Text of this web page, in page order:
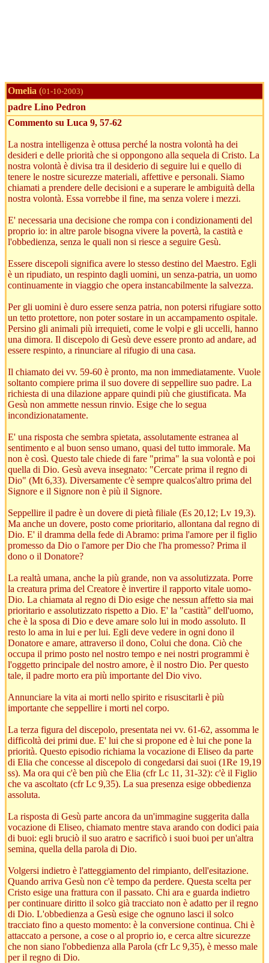
Omelia (01-10-2003)
padre Lino Pedron
Commento su Luca 9, 57-62
La nostra intelligenza è ottusa perché la nostra volontà ha dei
desideri e delle priorità che si oppongono alla sequela di Cristo. La
nostra volontà è divisa tra il desiderio di seguire lui e quello di
tenere le nostre sicurezze materiali, affettive e personali. Siamo
chiamati a prendere delle decisioni e a superare le ambiguità della
nostra volontà. Essa vorrebbe il fine, ma senza volere i mezzi.
E' necessaria una decisione che rompa con i condizionamenti del
proprio io: in altre parole bisogna vivere la povertà, la castità e
l'obbedienza, senza le quali non si riesce a seguire Gesù.
Essere discepoli significa avere lo stesso destino del Maestro. Egli
è un ripudiato, un respinto dagli uomini, un senza-patria, un uomo
continuamente in viaggio che opera instancabilmente la salvezza.
Per gli uomini è duro essere senza patria, non potersi rifugiare sotto
un tetto protettore, non poter sostare in un accampamento ospitale.
Persino gli animali più irrequieti, come le volpi e gli uccelli, hanno
una dimora. Il discepolo di Gesù deve essere pronto ad andare, ad
essere respinto, a rinunciare al rifugio di una casa.
Il chiamato dei vv. 59-60 è pronto, ma non immediatamente. Vuole
soltanto compiere prima il suo dovere di seppellire suo padre. La
richiesta di una dilazione appare quindi più che giustificata. Ma
Gesù non ammette nessun rinvio. Esige che lo segua
incondizionatamente.
E' una risposta che sembra spietata, assolutamente estranea al
sentimento e al buon senso umano, quasi del tutto immorale. Ma
non è così. Questo tale chiede di fare "prima" la sua volontà e poi
quella di Dio. Gesù aveva insegnato: "Cercate prima il regno di
Dio" (Mt 6,33). Diversamente c'è sempre qualcos'altro prima del
Signore e il Signore non è più il Signore.
Seppellire il padre è un dovere di pietà filiale (Es 20,12; Lv 19,3).
Ma anche un dovere, posto come prioritario, allontana dal regno di
Dio. E' il dramma della fede di Abramo: prima l'amore per il figlio
promesso da Dio o l'amore per Dio che l'ha promesso? Prima il
dono o il Donatore?
La realtà umana, anche la più grande, non va assolutizzata. Porre
la creatura prima del Creatore è invertire il rapporto vitale uomo-
Dio. La chiamata al regno di Dio esige che nessun affetto sia mai
prioritario e assolutizzato rispetto a Dio. E' la "castità" dell'uomo,
che è la sposa di Dio e deve amare solo lui in modo assoluto. Il
resto lo ama in lui e per lui. Egli deve vedere in ogni dono il
Donatore e amare, attraverso il dono, Colui che dona. Ciò che
occupa il primo posto nel nostro tempo e nei nostri programmi è
l'oggetto principale del nostro amore, è il nostro Dio. Per questo
tale, il padre morto era più importante del Dio vivo.
Annunciare la vita ai morti nello spirito e risuscitarli è più
importante che seppellire i morti nel corpo.
La terza figura del discepolo, presentata nei vv. 61-62, assomma le
difficoltà dei primi due. E' lui che si propone ed è lui che pone la
priorità. Questo episodio richiama la vocazione di Eliseo da parte
di Elia che concesse al discepolo di congedarsi dai suoi (1Re 19,19
ss). Ma ora qui c'è ben più che Elia (cfr Lc 11, 31-32): c'è il Figlio
che va ascoltato (cfr Lc 9,35). La sua presenza esige obbedienza
assoluta.
La risposta di Gesù parte ancora da un'immagine suggerita dalla
vocazione di Eliseo, chiamato mentre stava arando con dodici paia
di buoi: egli bruciò il suo aratro e sacrificò i suoi buoi per un'altra
semina, quella della parola di Dio.
Volgersi indietro è l'atteggiamento del rimpianto, dell'esitazione.
Quando arriva Gesù non c'è tempo da perdere. Questa scelta per
Cristo esige una frattura con il passato. Chi ara e guarda indietro
per continuare diritto il solco già tracciato non è adatto per il regno
di Dio. L'obbedienza a Gesù esige che ognuno lasci il solco
tracciato fino a questo momento: è la conversione continua. Chi è
attaccato a persone, a cose o al proprio io, e cerca altre sicurezze
che non siano l'obbedienza alla Parola (cfr Lc 9,35), è messo male
per il regno di Dio.